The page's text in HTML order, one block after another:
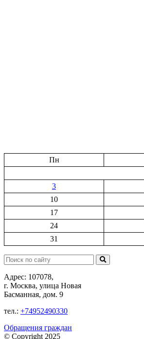
Пн
3
10
17
24
31
Поиск:
Адрес: 107078,
г. Москва, улица Новая
Басманная, дом. 9
тел.: +74952490330
Обращения граждан
© Copyright 2025